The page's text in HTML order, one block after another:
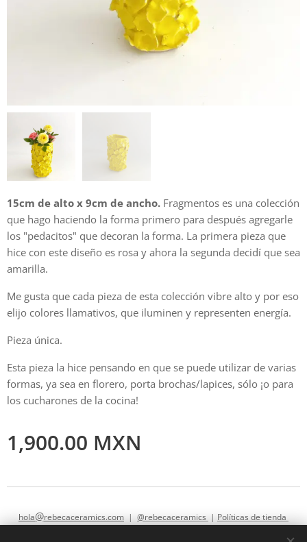
15cm de alto x 9cm de ancho. Fragmentos es una colección
que hago haciendo la forma primero para después agregarle
los "pedacitos" que decoran la forma. La primera pieza que
hice con este diseño es rosa y ahora la segunda decidí que sea
amarilla.
Me gusta que cada pieza de esta colección vibre alto y por eso
elijo colores llamativos, que iluminen y representen energía.
Pieza única.
Esta pieza la hice pensando en que se puede utilizar de varias
formas, ya sea en florero, porta brochas/lapices, sólo ¡o para
los cucharones de la cocina!
1,900.00 MXN
hola@rebecaceramics.com | @rebecaceramics | Políticas de tienda